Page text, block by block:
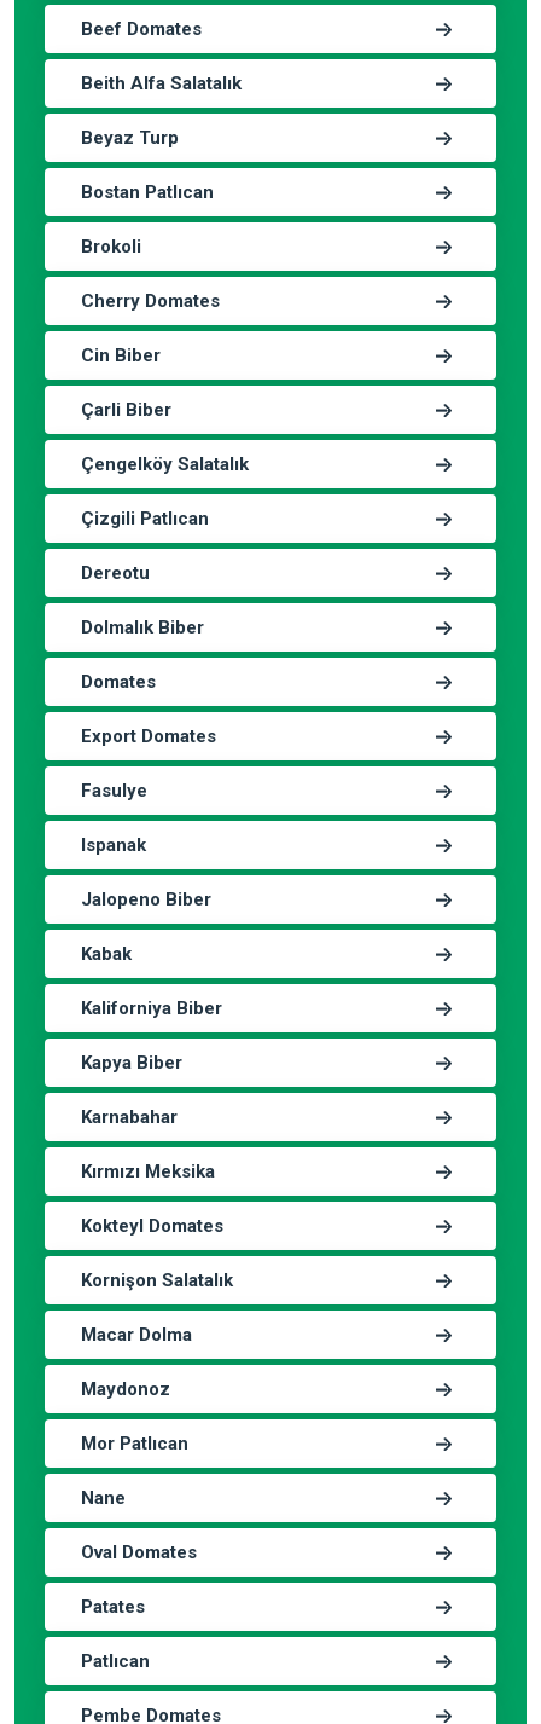
Beef Domates
Beith Alfa Salatalık
Beyaz Turp
Bostan Patlıcan
Brokoli
Cherry Domates
Cin Biber
Çarli Biber
Çengelköy Salatalık
Çizgili Patlıcan
Dereotu
Dolmalık Biber
Domates
Export Domates
Fasulye
Ispanak
Jalopeno Biber
Kabak
Kaliforniya Biber
Kapya Biber
Karnabahar
Kırmızı Meksika
Kokteyl Domates
Kornişon Salatalık
Macar Dolma
Maydonoz
Mor Patlıcan
Nane
Oval Domates
Patates
Patlıcan
Pembe Domates